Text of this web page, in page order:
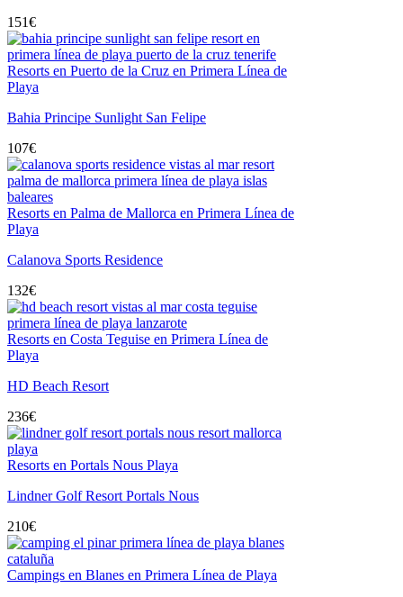
151€
Resorts en Puerto de la Cruz en Primera Línea de
Playa
Bahia Principe Sunlight San Felipe
107€
Resorts en Palma de Mallorca en Primera Línea de
Playa
Calanova Sports Residence
132€
Resorts en Costa Teguise en Primera Línea de
Playa
HD Beach Resort
236€
Resorts en Portals Nous Playa
Lindner Golf Resort Portals Nous
210€
Campings en Blanes en Primera Línea de Playa